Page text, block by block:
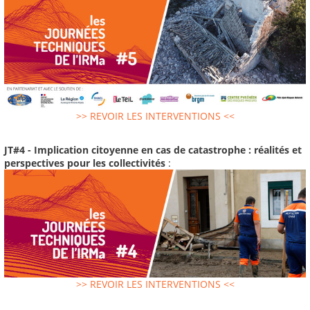
>> REVOIR LES INTERVENTIONS <<
JT#4 - Implication citoyenne en cas de catastrophe : réalités et
perspectives pour les collectivités :
>> REVOIR LES INTERVENTIONS <<